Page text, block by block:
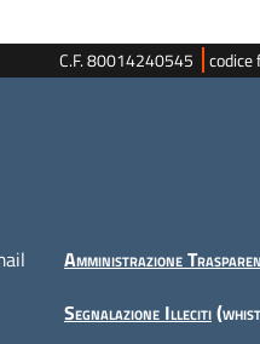
C.F. 80014240545 codice
Amministrazione
Segnalazione Illeciti